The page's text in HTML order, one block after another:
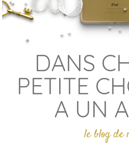
DANS
PETITE
A UN
le blog de